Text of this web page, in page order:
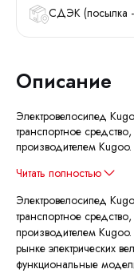
СДЭК (посылка -
Описание
Электровелосипед
транспортное
производителем
Читать полностью
Электровелосипед
транспортное
производителем
рынке электрических
функциональные